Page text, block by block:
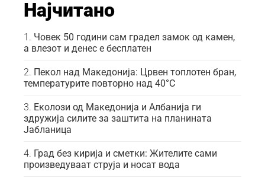
Најчитано
Човек 50 години сам градел замок од камен,
а влезот и денес е бесплатен
Пекол над Македонија: Црвен топлотен бран,
температурите повторно над 40°C
Еколози од Македонија и Албанија ги
здружија силите за заштита на планината
Јабланица
Град без кирија и сметки: Жителите сами
произведуваат струја и носат вода